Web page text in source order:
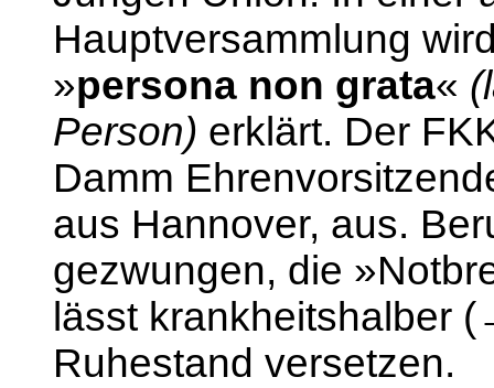
Hauptversammlung
»persona non grata«
Person) erklärt. Der
Damm
aus Hannover, aus.
gezwungen, die
lässt krankheitshalber
Ruhestand versetzen.